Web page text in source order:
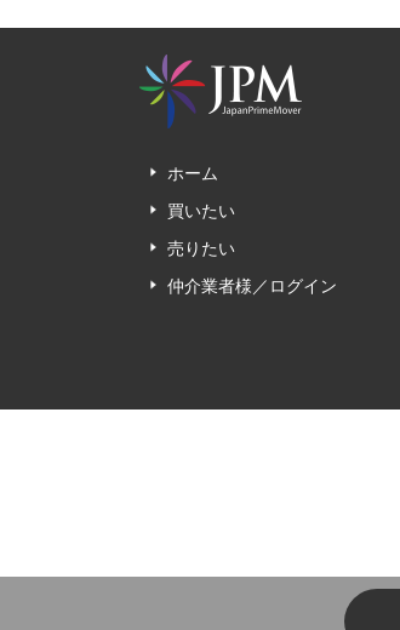
ホーム
買いたい
売りたい
仲介業者様／ログイン